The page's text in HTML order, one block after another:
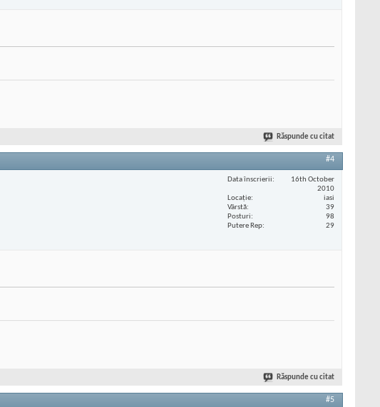
Răspunde cu citat
#4
Data înscrierii
16th October
2010
Locaţie
iasi
Vârstă
39
Posturi
98
Putere Rep
29
Răspunde cu citat
#5